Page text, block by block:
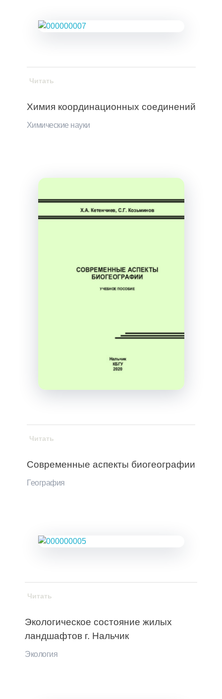
Химия координационных соединений
Химические науки
Читать
Современные аспекты биогеографии
География
Читать
Экологическое состояние жилых
ландшафтов г. Нальчик
Экология
Читать